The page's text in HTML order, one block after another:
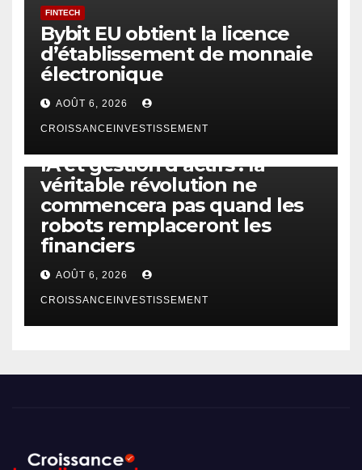
FINTECH
Bybit EU obtient la licence
d’établissement de monnaie
électronique
AOÛT 6, 2026
CROISSANCEINVESTISSEMENT
IA et gestion d’actifs : la
véritable révolution ne
commencera pas quand les
robots remplaceront les
financiers
AOÛT 6, 2026
CROISSANCEINVESTISSEMENT